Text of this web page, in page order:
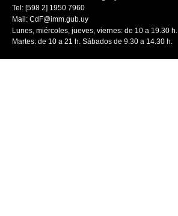
Tel: [598 2] 1950 7960
Mail: CdF@imm.gub.uy
Lunes, miércoles, jueves, viernes: de 10 a 19.30 h.
Martes: de 10 a 21 h. Sábados de 9.30 a 14.30 h.